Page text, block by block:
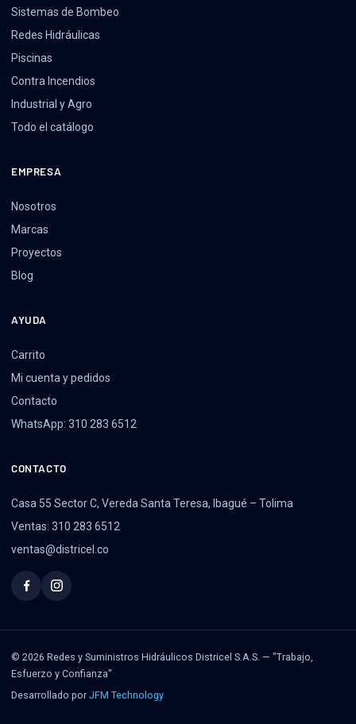
Sistemas de Bombeo
Redes Hidráulicas
Piscinas
Contra Incendios
Industrial y Agro
Todo el catálogo
EMPRESA
Nosotros
Marcas
Proyectos
Blog
AYUDA
Carrito
Mi cuenta y pedidos
Contacto
WhatsApp: 310 283 6512
CONTACTO
Casa 55 Sector C, Vereda Santa Teresa, Ibagué – Tolima
Ventas: 310 283 6512
ventas@districel.co
© 2026 Redes y Suministros Hidráulicos Districel S.A.S. — "Trabajo,
Esfuerzo y Confianza"
Desarrollado por JFM Technology